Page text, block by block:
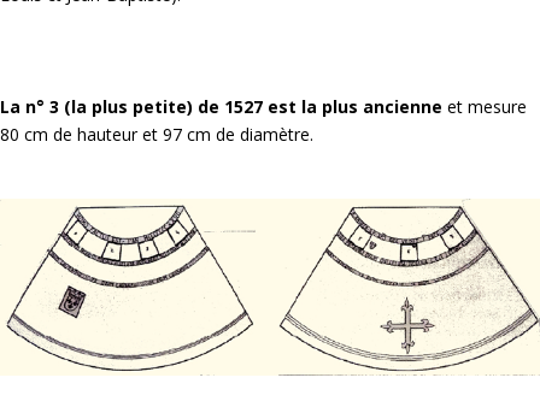
La n° 3 (la plus petite) de 1527 est la plus ancienne et mesure
80 cm de hauteur et 97 cm de diamètre.